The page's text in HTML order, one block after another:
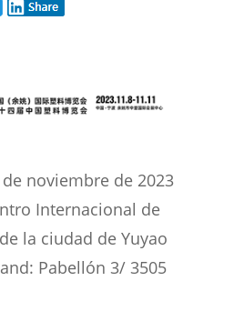
de noviembre de 2023
Internacional de
la ciudad de Yuyao
Pabellón 3/ 3505